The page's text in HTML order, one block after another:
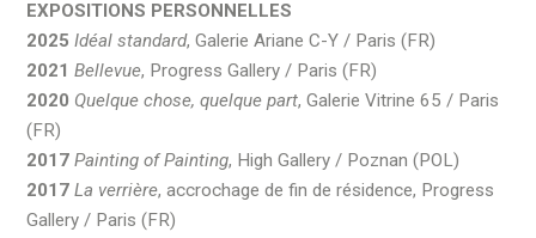
EXPOSITIONS PERSONNELLES
2025 Idéal standard, Galerie Ariane C-Y / Paris (FR)
2021 Bellevue, Progress Gallery / Paris (FR)
2020 Quelque chose, quelque part, Galerie Vitrine 65 / Paris
(FR)
2017 Painting of Painting, High Gallery / Poznan (POL)
2017 La verrière, accrochage de fin de résidence, Progress
Gallery / Paris (FR)